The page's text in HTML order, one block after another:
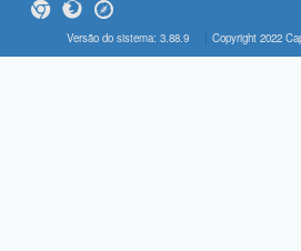
Versão do sistema: 3.88.9 Copyright 2022